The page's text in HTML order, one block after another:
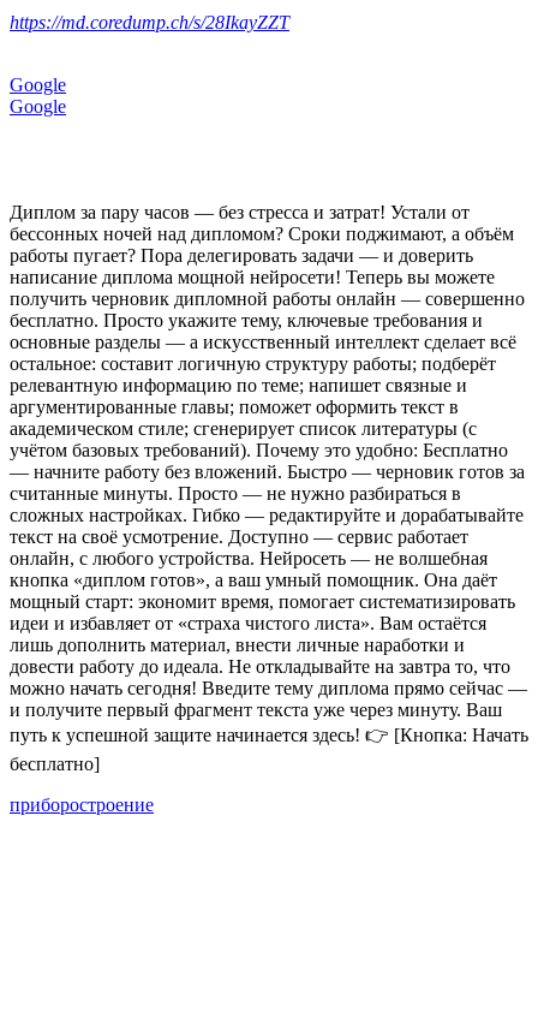
https://md.coredump.ch/s/28IkayZZT
Google
Google
Диплом за пару часов — без стресса и затрат! Устали от
бессонных ночей над дипломом? Сроки поджимают, а объём
работы пугает? Пора делегировать задачи — и доверить
написание диплома мощной нейросети! Теперь вы можете
получить черновик дипломной работы онлайн — совершенно
бесплатно. Просто укажите тему, ключевые требования и
основные разделы — а искусственный интеллект сделает всё
остальное: составит логичную структуру работы; подберёт
релевантную информацию по теме; напишет связные и
аргументированные главы; поможет оформить текст в
академическом стиле; сгенерирует список литературы (с
учётом базовых требований). Почему это удобно: Бесплатно
— начните работу без вложений. Быстро — черновик готов за
считанные минуты. Просто — не нужно разбираться в
сложных настройках. Гибко — редактируйте и дорабатывайте
текст на своё усмотрение. Доступно — сервис работает
онлайн, с любого устройства. Нейросеть — не волшебная
кнопка «диплом готов», а ваш умный помощник. Она даёт
мощный старт: экономит время, помогает систематизировать
идеи и избавляет от «страха чистого листа». Вам остаётся
лишь дополнить материал, внести личные наработки и
довести работу до идеала. Не откладывайте на завтра то, что
можно начать сегодня! Введите тему диплома прямо сейчас —
и получите первый фрагмент текста уже через минуту. Ваш
путь к успешной защите начинается здесь! 👉 [Кнопка: Начать
бесплатно]
приборостроение